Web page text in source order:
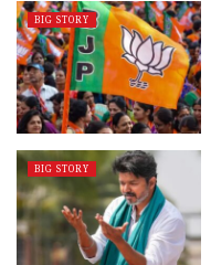
BIG STORY
BIG STORY